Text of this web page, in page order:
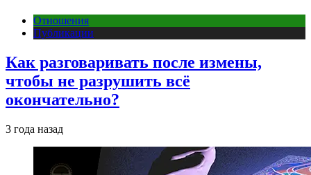
Отношения
Публикации
Как разговаривать после измены,
чтобы не разрушить всё
окончательно?
3 года назад